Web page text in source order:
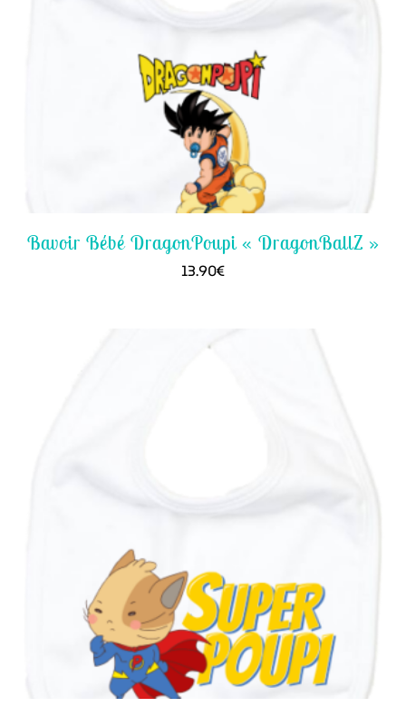
Bavoir Bébé DragonPoupi « DragonBallZ »
13.90€